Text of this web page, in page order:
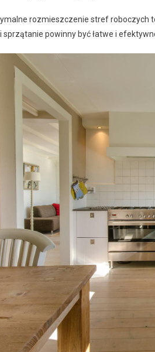
rozmieszczenie stref roboczych
sprzątanie powinny być łatwe i